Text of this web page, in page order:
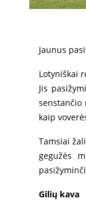
Jaunus
Lotyniškai
Jis
kaip
Tamsiai
gegužės
Gilių kava